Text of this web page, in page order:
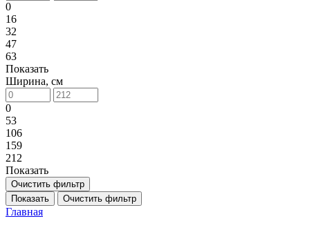
0
16
32
47
63
Показать
Ширина, см
0
53
106
159
212
Показать
Очистить фильтр
Показать
Очистить фильтр
Главная